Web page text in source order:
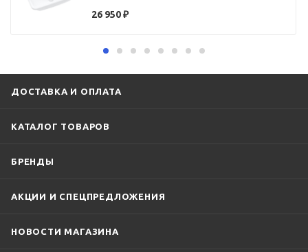
26 950₽
ДОСТАВКА И ОПЛАТА
КАТАЛОГ ТОВАРОВ
БРЕНДЫ
АКЦИИ И СПЕЦПРЕДЛОЖЕНИЯ
НОВОСТИ МАГАЗИНА